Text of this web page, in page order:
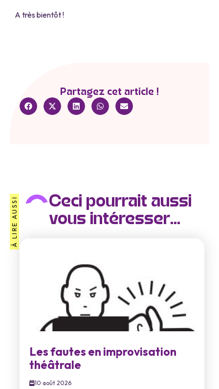
A très bientôt !
Partagez cet article !
À LIRE AUSSI
Ceci pourrait aussi
vous intéresser...
Les fautes en improvisation
théâtrale
10 août 2026